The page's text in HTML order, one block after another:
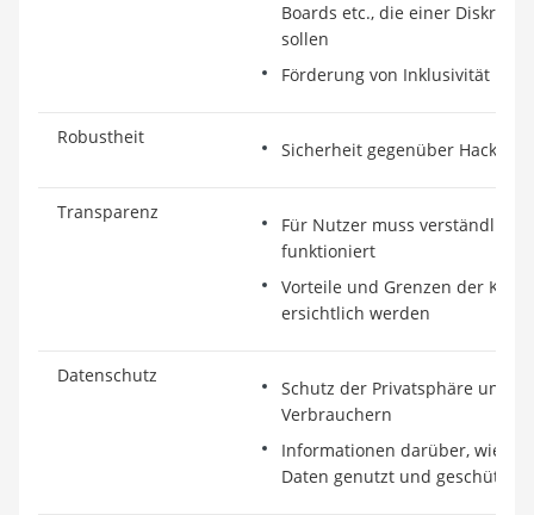
Boards etc., die einer
sollen
Förderung von Inklusivität und
Robustheit
Sicherheit gegenüber
Transparenz
Für Nutzer muss verständlich
funktioniert
Vorteile und Grenzen der KI-
ersichtlich werden
Datenschutz
Schutz der Privatsphäre und
Verbrauchern
Informationen darüber, wie
Daten genutzt und geschützt